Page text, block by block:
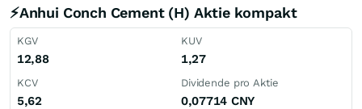
⚡Anhui Conch Cement (H) Aktie kompakt
KGV
12,88
KUV
1,27
KCV
5,62
Dividende pro Aktie
0,07714 CNY